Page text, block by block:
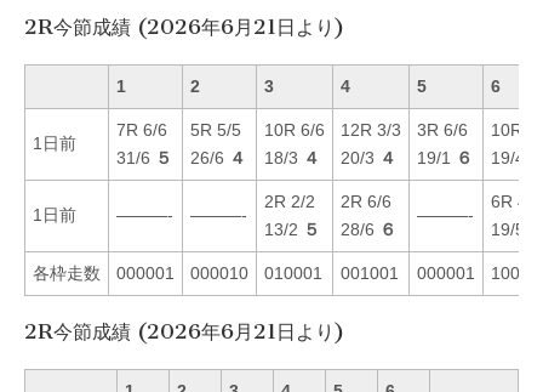
2R今節成績 (2026年6月21日より)
1 2 3 4 5 6
1日前
7R 6/6
31/6 ５
5R 5/5
26/6 ４
10R 6/6
18/3 ４
12R 3/3
20/3 ４
3R 6/6
19/1
６
10R
19/4
1日前 ———- ———-
2R 2/2
13/2 ５
2R 6/6
28/6 ６
———-
6R 4/4
19/5
各枠走数 000001 000010 010001 001001 000001
2R今節成績 (2026年6月21日より)